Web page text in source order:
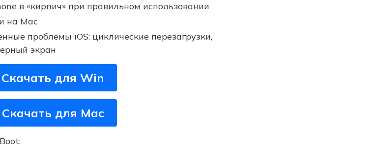
в «кирпич» при правильном использовании
на Mac
проблемы iOS: циклические перезагрузки,
экран
Скачать для Win
Скачать для Mac